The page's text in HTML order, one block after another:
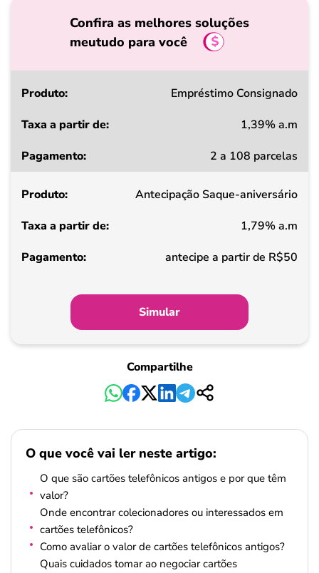
Confira as melhores soluções
meutudo para você
Produto
a
de
Pagamento
Empréstimo Consignado
1,39% a.m
2 a 108 parcelas
Antecipação Saque-aniversário
1,79% a.m
antecipe a partir de R$50
Simular
Compartilhe
O que você vai ler neste artigo:
O que são cartões telefônicos antigos e por que têm
valor?
Onde encontrar colecionadores ou interessados em
cartões telefônicos?
Como avaliar o valor de cartões telefônicos antigos?
Quais cuidados tomar ao negociar cartões